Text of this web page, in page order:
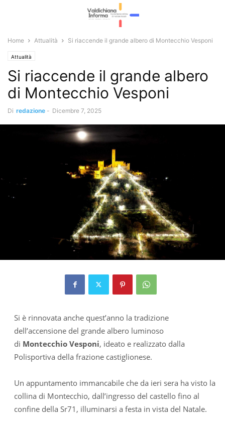
Home Attualità Si riaccende il grande albero di Montecchio Vesponi
Attualità
Si riaccende il grande albero
di Montecchio Vesponi
Di redazione - Dicembre 7, 2025
Si è rinnovata anche quest’anno la tradizione
dell’accensione del grande albero luminoso
di Montecchio Vesponi, ideato e realizzato dalla
Polisportiva della frazione castiglionese.
Un appuntamento immancabile che da ieri sera ha visto la
collina di Montecchio, dall’ingresso del castello fino al
confine della Sr71, illuminarsi a festa in vista del Natale.